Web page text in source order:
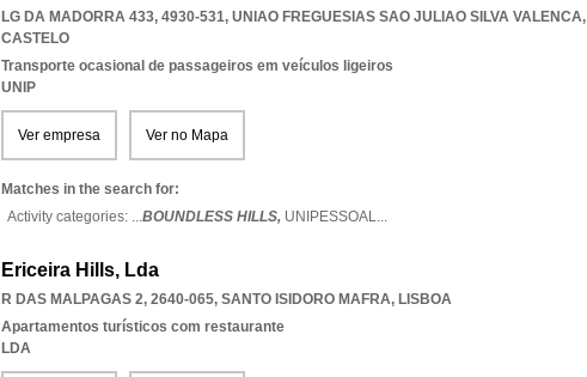
LG DA MADORRA 433, 4930-531, UNIAO FREGUESIAS SAO JULIAO SILVA VALENCA,
CASTELO
Transporte ocasional de passageiros em veículos ligeiros
UNIP
Ver empresa Ver no Mapa
Matches in the search for:
Activity categories: ...BOUNDLESS HILLS, UNIPESSOAL...
Ericeira Hills, Lda
R DAS MALPAGAS 2, 2640-065, SANTO ISIDORO MAFRA, LISBOA
Apartamentos turísticos com restaurante
LDA